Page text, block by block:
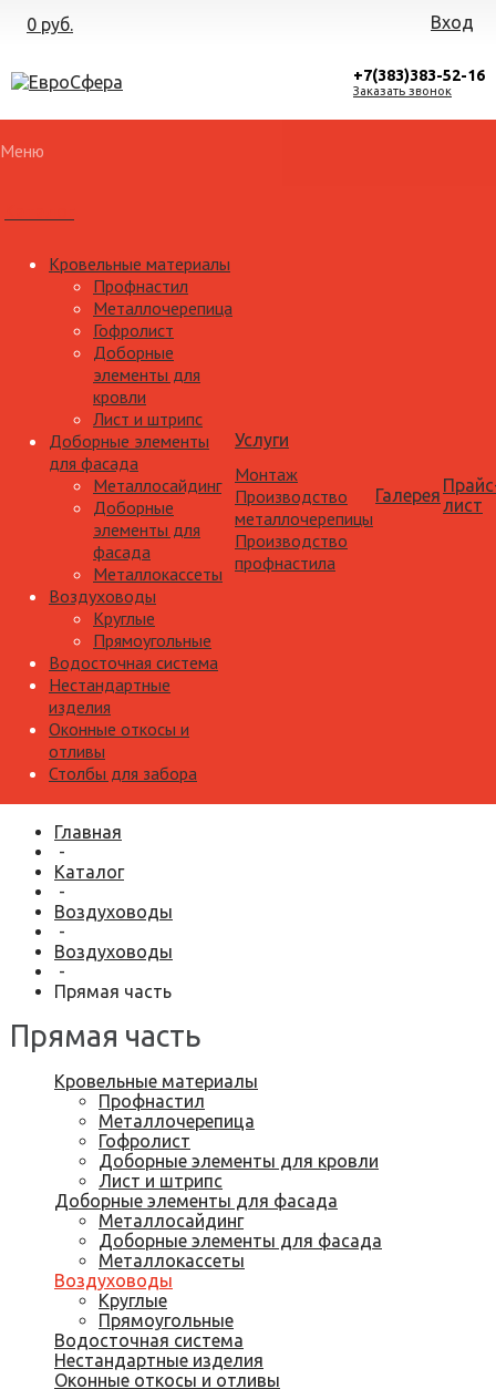
0 руб. Вход
+7(383)383-52-16
Заказать звонок
Меню
Кровельные материалы
Профнастил
Металлочерепица
Гофролист
Доборные
элементы для
кровли
Лист и штрипс
Доборные элементы
для фасада
Металлосайдинг
Доборные
элементы для
фасада
Металлокассеты
Воздуховоды
Круглые
Прямоугольные
Водосточная система
Нестандартные
изделия
Оконные откосы и
отливы
Столбы для забора
Услуги
Монтаж
Производство
металлочерепицы
Производство
профнастила
Галерея лист
Главная
-
Каталог
-
Воздуховоды
-
Воздуховоды
-
Прямая часть
Прямая часть
Кровельные материалы
Профнастил
Металлочерепица
Гофролист
Доборные элементы для кровли
Лист и штрипс
Доборные элементы для фасада
Металлосайдинг
Доборные элементы для фасада
Металлокассеты
Воздуховоды
Круглые
Прямоугольные
Водосточная система
Нестандартные изделия
Оконные откосы и отливы